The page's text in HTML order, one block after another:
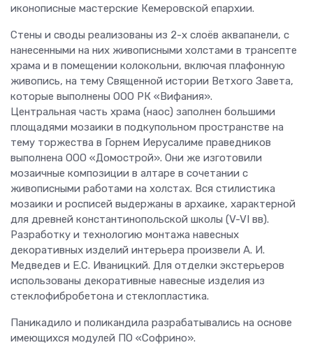
иконописные мастерские Кемеровской епархии.
Стены и своды реализованы из 2-х слоёв аквапанели, с
нанесенными на них живописными холстами в трансепте
храма и в помещении колокольни, включая плафонную
живопись, на тему Священной истории Ветхого Завета,
которые выполнены ООО РК «Вифания».
Центральная часть храма (наос) заполнен большими
площадями мозаики в подкупольном пространстве на
тему торжества в Горнем Иерусалиме праведников
выполнена ООО «Домострой». Они же изготовили
мозаичные композиции в алтаре в сочетании с
живописными работами на холстах. Вся стилистика
мозаики и росписей выдержаны в архаике, характерной
для древней константинопольской школы (V-VI вв).
Разработку и технологию монтажа навесных
декоративных изделий интерьера произвели А. И.
Медведев и Е.С. Иваницкий. Для отделки экстерьеров
использованы декоративные навесные изделия из
стеклофибробетона и стеклопластика.
Паникадило и поликандила разрабатывались на основе
имеющихся модулей ПО «Софрино».